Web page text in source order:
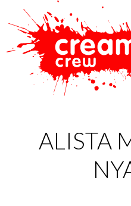
ALISTA